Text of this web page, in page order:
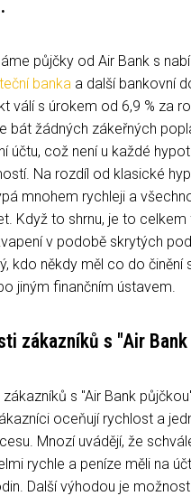
půjčky od Air Bank s
banka a další bankovní
válí s úrokem od 6,9 % za
bát žádných zákeřných
účtu, což není u každé
Na rozdíl od klasické
mnohem rychleji a
Když to shrnu, je to
v podobě skrytých
kdo někdy měl co do činění
jiným finančním ústavem.
zákazníků s "Air
s "Air Bank
oceňují rychlost a
Mnozí uvádějí, že
rychle a peníze měli na
Další výhodou je